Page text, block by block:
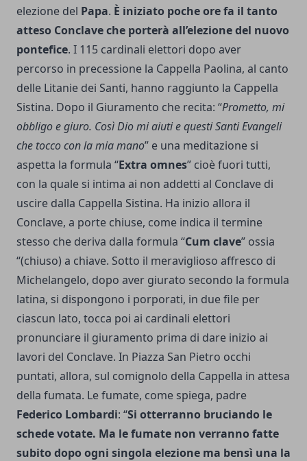
elezione del Papa. È iniziato poche ore fa il tanto
atteso Conclave che porterà all’elezione del nuovo
pontefice. I 115 cardinali elettori dopo aver
percorso in precessione la Cappella Paolina, al canto
delle Litanie dei Santi, hanno raggiunto la Cappella
Sistina. Dopo il Giuramento che recita: “Prometto, mi
obbligo e giuro. Così Dio mi aiuti e questi Santi Evangeli
che tocco con la mia mano” e una meditazione si
aspetta la formula “Extra omnes” cioè fuori tutti,
con la quale si intima ai non addetti al Conclave di
uscire dalla Cappella Sistina. Ha inizio allora il
Conclave, a porte chiuse, come indica il termine
stesso che deriva dalla formula “Cum clave” ossia
“(chiuso) a chiave. Sotto il meraviglioso affresco di
Michelangelo, dopo aver giurato secondo la formula
latina, si dispongono i porporati, in due file per
ciascun lato, tocca poi ai cardinali elettori
pronunciare il giuramento prima di dare inizio ai
lavori del Conclave. In Piazza San Pietro occhi
puntati, allora, sul comignolo della Cappella in attesa
della fumata. Le fumate, come spiega, padre
Federico Lombardi: “Si otterranno bruciando le
schede votate. Ma le fumate non verranno fatte
subito dopo ogni singola elezione ma bensì una la